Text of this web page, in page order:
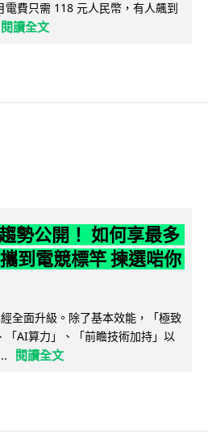
費只需 118 元人民幣，有人飆到
閱讀全文
勢公開！ 如何享最多
到電競標竿 揀選啱你
全面升級。除了基本效能，「極致
AI算力」、「前瞻技術加持」以
閱讀全文